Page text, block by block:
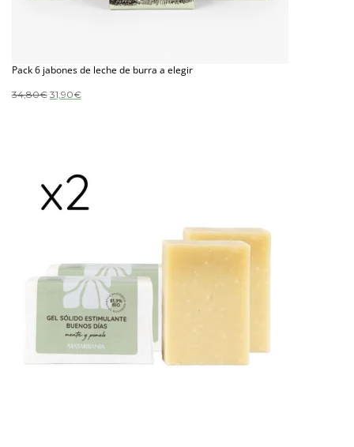
Pack 6 jabones de leche de burra a elegir
34,80€ El
31,90€El